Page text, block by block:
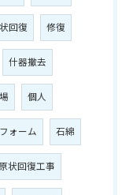
回復 修復
什器撤去
個人
ォーム 石綿
状回復工事